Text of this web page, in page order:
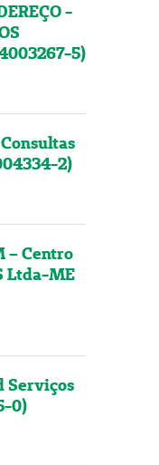
-
5)
2)
– Centro
Ltda-ME
Serviços
0)